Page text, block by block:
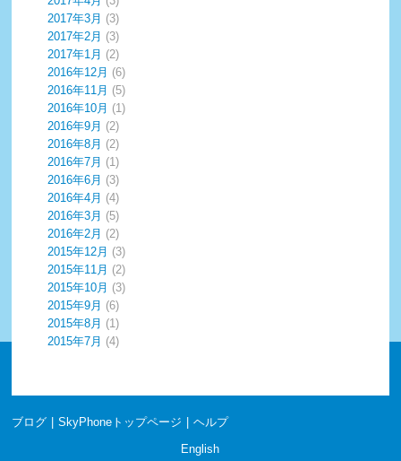
2017年3月 (3)
2017年2月 (3)
2017年1月 (2)
2016年12月 (6)
2016年11月 (5)
2016年10月 (1)
2016年9月 (2)
2016年8月 (2)
2016年7月 (1)
2016年6月 (3)
2016年4月 (4)
2016年3月 (5)
2016年2月 (2)
2015年12月 (3)
2015年11月 (2)
2015年10月 (3)
2015年9月 (6)
2015年8月 (1)
2015年7月 (4)
ブログ SkyPhoneトップページ
ヘルプ
English